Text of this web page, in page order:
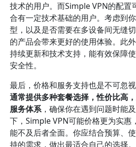
技术的用户。而Simple VPN的配置
合有一定技术基础的用户。考虑到
型，以及是否需要在多设备间无缝
的产品会带来更好的使用体验。此
持续更新和技术支持，能有效保障
安全性。
最后，价格和服务支持也是不可忽视
通常提供多种套餐选择，性价比高
服务体系，确保你在遇到问题时能
下，Simple VPN可能价格更为实惠
能不及后者全面。你应结合预算、
持的需求，做出最适合自己的选择